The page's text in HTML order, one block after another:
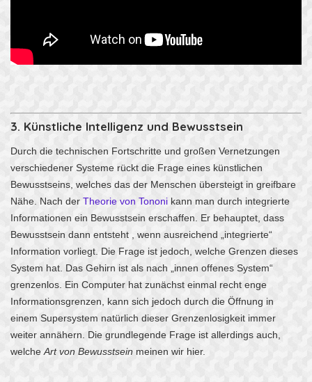
3. Künstliche Intelligenz und Bewusstsein
Durch die technischen Fortschritte und großen Vernetzungen
verschiedener Systeme rückt die Frage eines künstlichen
Bewusstseins, welches das der Menschen übersteigt in greifbare
Nähe. Nach der Theorie von Tononi kann man durch integrierte
Informationen ein Bewusstsein erschaffen. Er behauptet, dass
Bewusstsein dann entsteht , wenn ausreichend „integrierte“
Information vorliegt. Die Frage ist jedoch, welche Grenzen dieses
System hat. Das Gehirn ist als nach „innen offenes System“
grenzenlos. Ein Computer hat zunächst einmal recht enge
Informationsgrenzen, kann sich jedoch durch die Öffnung in
einem Supersystem natürlich dieser Grenzenlosigkeit immer
weiter annähern. Die grundlegende Frage ist allerdings auch,
welche Art von Bewusstsein meinen wir hier.